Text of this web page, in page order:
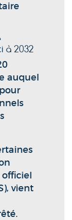
à 2032
auquel
vient